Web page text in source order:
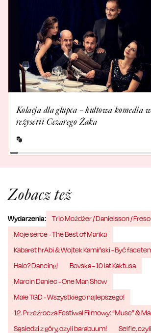
Kolacja dla głupca – kultowa komedia w
reżyserii Cezarego Żaka
Zobacz też
Wydarzenia:
Trio Możdżer / Danielsson /
Moje serce - The Best of Marika
Kabaret hrAbi & Wojtek Kamiński - Być
Halo? Dancing!
Bovska - 10 lat Kaktusa
Marcin Daniec - One Man Show
Małe TGD - Wszystkiego najlepszego!
12. Przeźrocza Festiwal Filmowy: “Muse” &
Sąsiedzi z góry, czyli barabuum!
Selfie,